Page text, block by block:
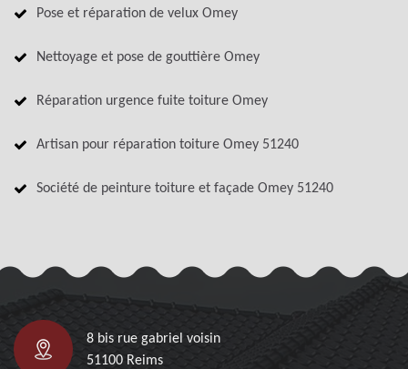
Pose et réparation de velux Omey
Nettoyage et pose de gouttière Omey
Réparation urgence fuite toiture Omey
Artisan pour réparation toiture Omey 51240
Société de peinture toiture et façade Omey 51240
8 bis rue gabriel voisin
51100 Reims